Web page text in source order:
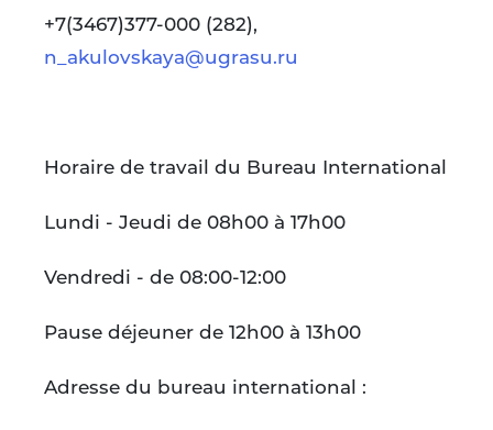
+7(3467)377-000 (282),
n_akulovskaya@ugrasu.ru
Horaire de travail du Bureau International
Lundi - Jeudi de 08h00 à 17h00
Vendredi - de 08:00-12:00
Pause déjeuner de 12h00 à 13h00
Adresse du bureau international :